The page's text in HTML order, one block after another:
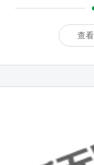
的
查